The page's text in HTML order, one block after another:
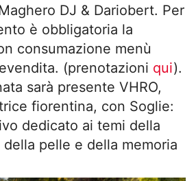
DJ & Dariobert. Per
è obbligatoria la
consumazione menù
(prenotazioni qui).
sarà presente VHRO,
fiorentina, con Soglie:
dedicato ai temi della
pelle e della memoria